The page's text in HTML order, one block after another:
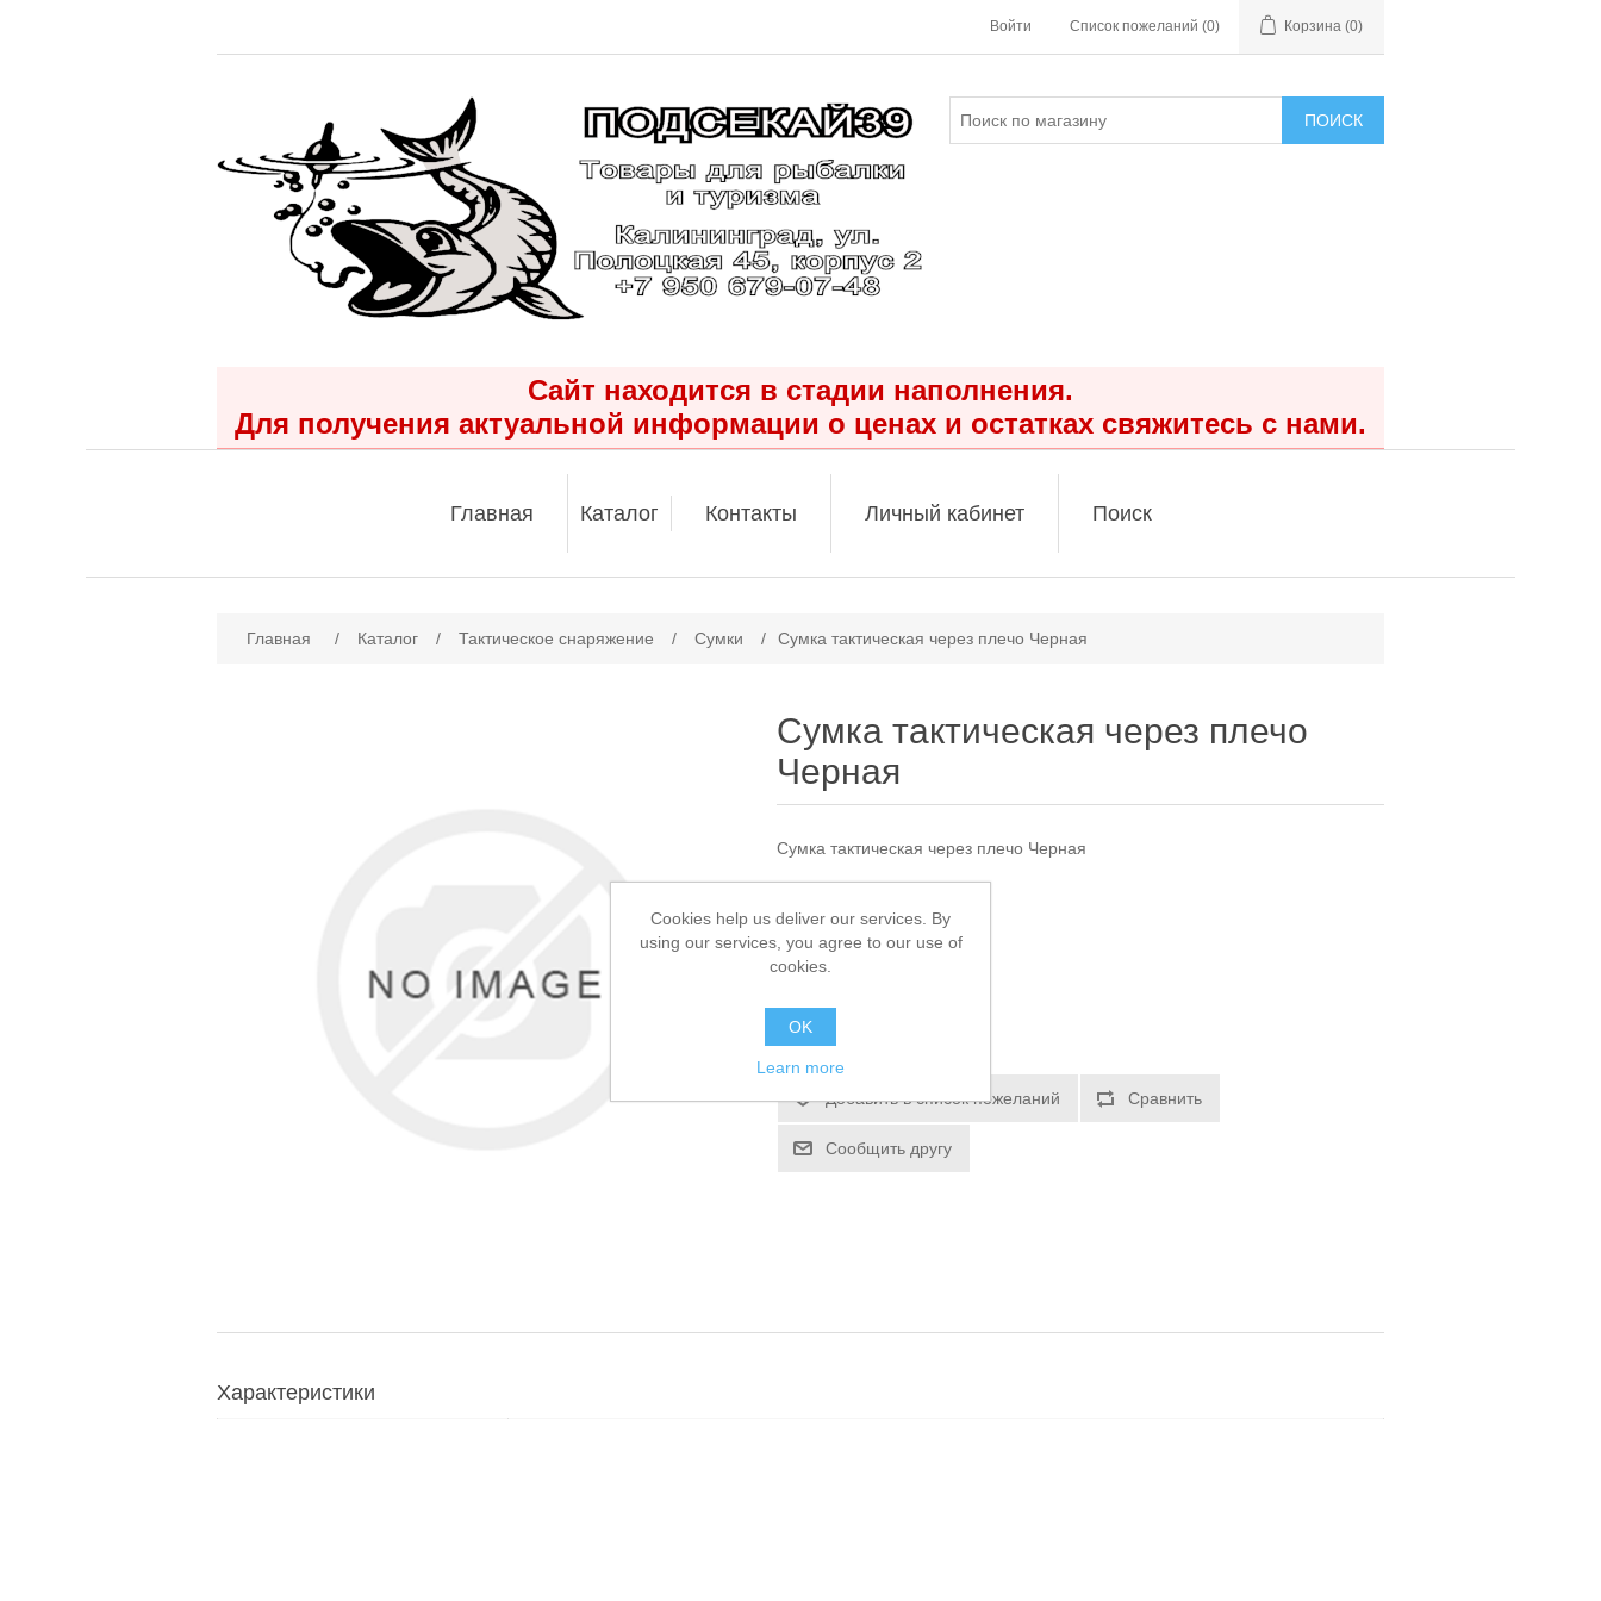
Войти Список пожеланий (0) Корзина (0)
ПОИСК
Сайт находится в стадии наполнения.
Для получения актуальной информации о ценах и остатках свяжитесь с нами.
Главная Каталог Контакты Личный кабинет Поиск
Главная / Каталог / Тактическое снаряжение / Сумки / Сумка тактическая через плечо Черная
Сумка тактическая через плечо
Черная
Сумка тактическая через плечо Черная
1 450,00 ₽
Добавить в список пожеланий Сравнить
Сообщить другу
Характеристики
Cookies help us deliver our services. By
using our services, you agree to our use of
cookies.
OK
Learn more